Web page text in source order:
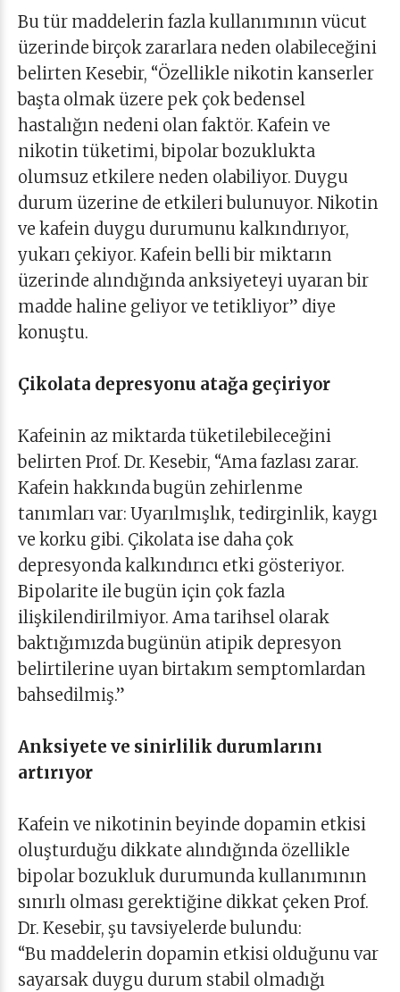
Bu tür maddelerin fazla kullanımının vücut
üzerinde birçok zararlara neden olabileceğini
belirten Kesebir, “Özellikle nikotin kanserler
başta olmak üzere pek çok bedensel
hastalığın nedeni olan faktör. Kafein ve
nikotin tüketimi, bipolar bozuklukta
olumsuz etkilere neden olabiliyor. Duygu
durum üzerine de etkileri bulunuyor. Nikotin
ve kafein duygu durumunu kalkındırıyor,
yukarı çekiyor. Kafein belli bir miktarın
üzerinde alındığında anksiyeteyi uyaran bir
madde haline geliyor ve tetikliyor” diye
konuştu.
Çikolata depresyonu atağa geçiriyor
Kafeinin az miktarda tüketilebileceğini
belirten Prof. Dr. Kesebir, “Ama fazlası zarar.
Kafein hakkında bugün zehirlenme
tanımları var: Uyarılmışlık, tedirginlik, kaygı
ve korku gibi. Çikolata ise daha çok
depresyonda kalkındırıcı etki gösteriyor.
Bipolarite ile bugün için çok fazla
ilişkilendirilmiyor. Ama tarihsel olarak
baktığımızda bugünün atipik depresyon
belirtilerine uyan birtakım semptomlardan
bahsedilmiş.”
Anksiyete ve sinirlilik durumlarını
artırıyor
Kafein ve nikotinin beyinde dopamin etkisi
oluşturduğu dikkate alındığında özellikle
bipolar bozukluk durumunda kullanımının
sınırlı olması gerektiğine dikkat çeken Prof.
Dr. Kesebir, şu tavsiyelerde bulundu:
“Bu maddelerin dopamin etkisi olduğunu var
sayarsak duygu durum stabil olmadığı